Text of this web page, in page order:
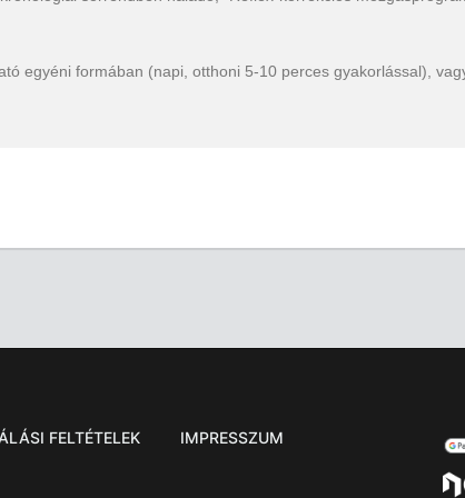
egyéni formában (napi, otthoni 5-10 perces gyakorlással),
FELTÉTELEK IMPRESSZUM